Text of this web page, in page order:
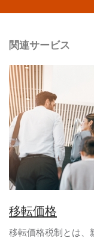
関連サービス
移転価格
移転価格税制とは、